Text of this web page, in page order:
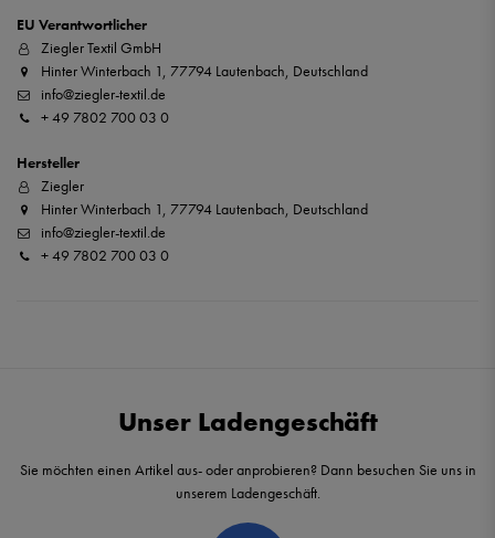
EU Verantwortlicher
Ziegler Textil GmbH
Hinter Winterbach 1, 77794 Lautenbach, Deutschland
info@ziegler-textil.de
+ 49 7802 700 03 0
Hersteller
Ziegler
Hinter Winterbach 1, 77794 Lautenbach, Deutschland
info@ziegler-textil.de
+ 49 7802 700 03 0
Unser Ladengeschäft
Sie möchten einen Artikel aus- oder anprobieren? Dann besuchen Sie uns in
unserem Ladengeschäft.